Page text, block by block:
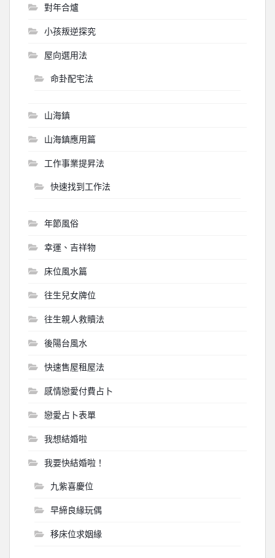
對年合爐
小孩叛逆探究
屋向選用法
命卦配宅法
山海鎮
山海鎮應用篇
工作事業提昇法
快速找到工作法
年節風俗
幸運、吉祥物
床位風水篇
往生兒女牌位
往生親人救贖法
後陽台風水
快速售屋租屋法
感情戀愛付費占卜
戀愛占卜表單
我想結婚啦
我要快結婚啦！
九紫喜慶位
早締良緣玩偶
移床位求姻緣